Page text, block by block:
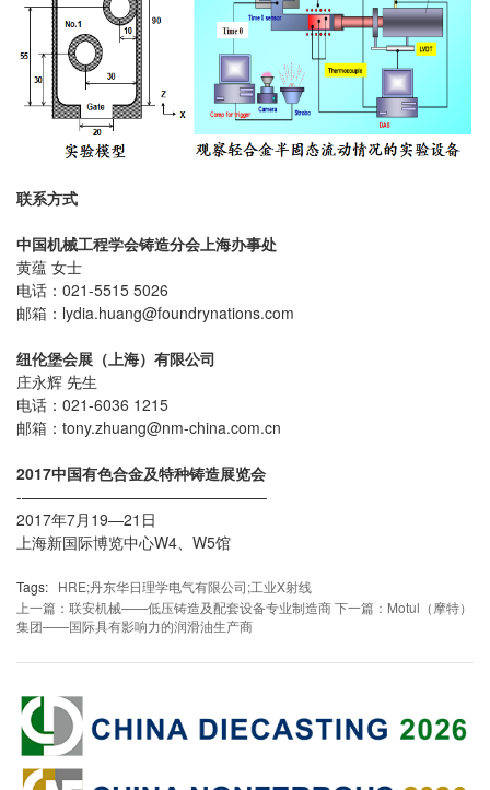
联系方式
中国机械工程学会铸造分会上海办事处
黄蕴 女士
电话：021-5515 5026
邮箱：lydia.huang@foundrynations.com
纽伦堡会展（上海）有限公司
庄永辉 先生
电话：021-6036 1215
邮箱：tony.zhuang@nm-china.com.cn
2017中国有色合金及特种铸造展览会
-————————————————
2017年7月19—21日
上海新国际博览中心W4、W5馆
Tags: HRE;丹东华日理学电气有限公司;工业X射线
上一篇：联安机械——低压铸造及配套设备专业制造商下一篇：Motul（摩特）
集团——国际具有影响力的润滑油生产商